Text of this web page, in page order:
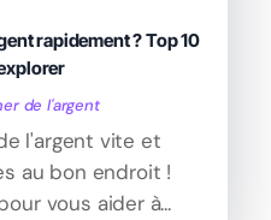
rapidement ? Top 10
de l'argent
l'argent vite et
au bon endroit !
vous aider à...